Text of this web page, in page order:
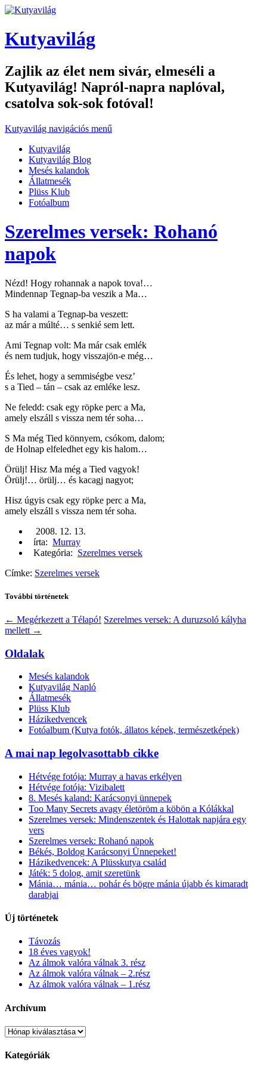
Kutyavilág
Zajlik az élet nem sivár, elmeséli a
Kutyavilág! Napról-napra naplóval,
csatolva sok-sok fotóval!
Kutyavilág navigációs menű
Kutyavilág
Kutyavilág Blog
Mesés kalandok
Állatmesék
Plüss Klub
Fotóalbum
Szerelmes versek: Rohanó
napok
Nézd! Hogy rohannak a napok tova!…
Mindennap Tegnap-ba veszik a Ma…
S ha valami a Tegnap-ba veszett:
az már a múlté… s senkié sem lett.
Ami Tegnap volt: Ma már csak emlék
és nem tudjuk, hogy visszajön-e még…
És lehet, hogy a semmiségbe vesz’
s a Tied – tán – csak az emléke lesz.
Ne feledd: csak egy röpke perc a Ma,
amely elszáll s vissza nem tér soha…
S Ma még Tied könnyem, csókom, dalom;
de Holnap elfeledhet egy kis halom…
Örülj! Hisz Ma még a Tied vagyok!
Örülj!… örülj… és kacagj nagyot;
Hisz úgyis csak egy röpke perc a Ma,
amely elszáll s vissza nem tér soha.
2008. 12. 13.
írta: Murray
Kategória: Szerelmes versek
Címke: Szerelmes versek
További történetek
← Megérkezett a Télapó! Szerelmes versek: A duruzsoló kályha
mellett →
Oldalak
Mesés kalandok
Kutyavilág Napló
Állatmesék
Plüss Klub
Házikedvencek
Fotóalbum (Kutya fotók, állatos képek, természetképek)
A mai nap legolvasottabb cikke
Hétvége fotója: Murray a havas erkélyen
Hétvége fotója: Vizibalett
8. Mesés kaland: Karácsonyi ünnepek
Too Many Secrets avagy életöröm a köbön a Kólákkal
Szerelmes versek: Mindenszentek és Halottak napjára egy
vers
Szerelmes versek: Rohanó napok
Békés, Boldog Karácsonyi Ünnepeket!
Házikedvencek: A Plüsskutya család
Játék: 5 dolog, amit szeretünk
Mánia… mánia… pohár és bögre mánia újabb és kimaradt
darabjai
Új történetek
Távozás
18 éves vagyok!
Az álmok valóra válnak 3. rész
Az álmok valóra válnak – 2.rész
Az álmok valóra válnak – 1.rész
Archívum
Kategóriák